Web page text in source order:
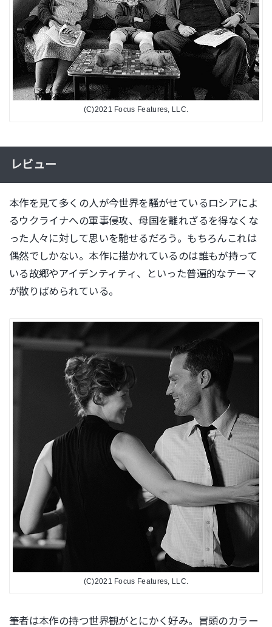
(C)2021 Focus Features, LLC.
レビュー
本作を見て多くの人が今世界を騒がせているロシアによ
るウクライナへの軍事侵攻、母国を離れざるを得なくな
った人々に対して思いを馳せるだろう。もちろんこれは
偶然でしかない。本作に描かれているのは誰もが持って
いる故郷やアイデンティティ、といった普遍的なテーマ
が散りばめられている。
(C)2021 Focus Features, LLC.
筆者は本作の持つ世界観がとにかく好み。冒頭のカラー